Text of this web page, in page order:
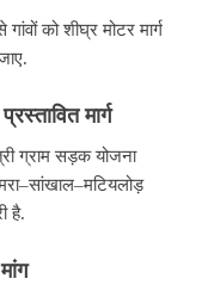
को शीघ्र मोटर मार्ग
प्रस्तावित मार्ग
ग्राम सड़क योजना
है.